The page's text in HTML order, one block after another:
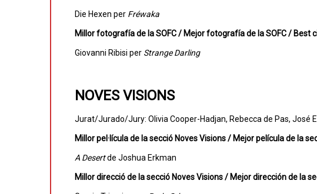
Die Hexen per Fréwaka
Millor fotografía de la SOFC / Mejor fotografía de la SOFC / Best
Giovanni Ribisi per Strange Darling
NOVES VISIONS
Jurat/Jurado/Jury: Olivia Cooper-Hadjan, Rebecca de Pas, José
Millor pel·lícula de la secció Noves Visions / Mejor película de la
A Desertde Joshua Erkman
Millor direcció de la secció Noves Visions / Mejor dirección de la